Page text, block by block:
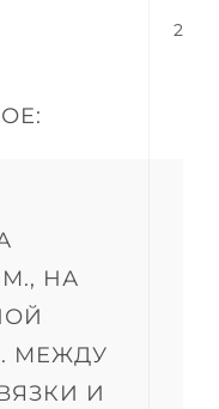
2
НА
МЕЖДУ
И